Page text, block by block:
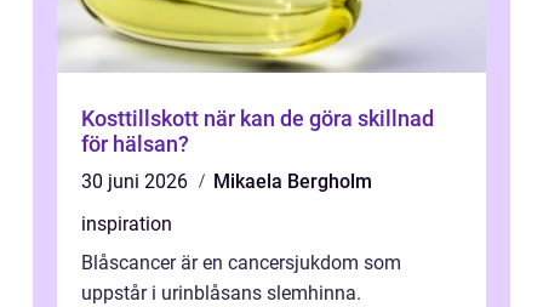
Kosttillskott när kan de göra skillnad
för hälsan?
30 juni 2026
Mikaela Bergholm
inspiration
Blåscancer är en cancersjukdom som
uppstår i urinblåsans slemhinna.